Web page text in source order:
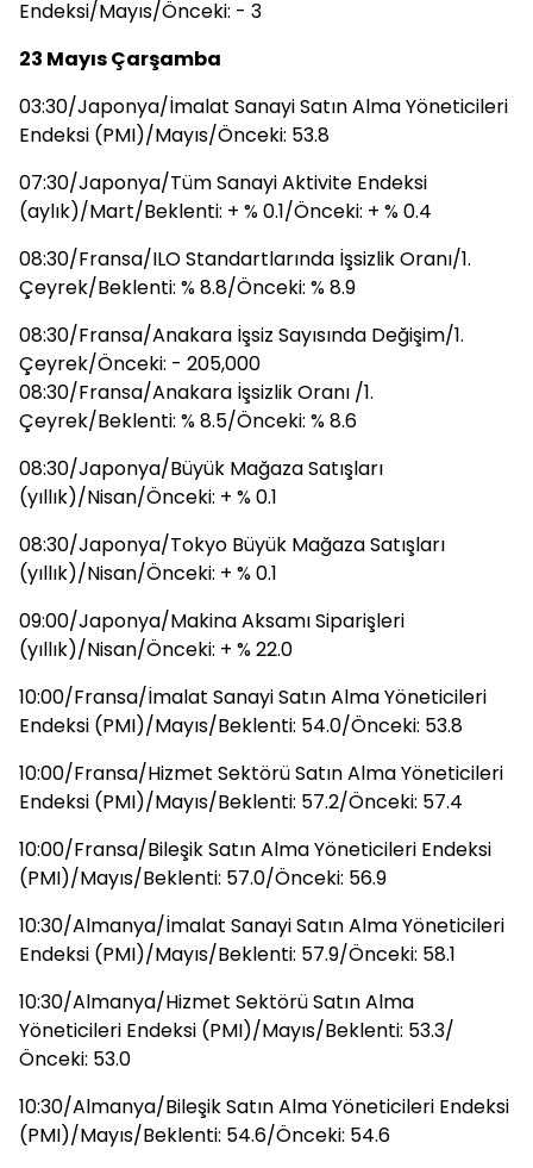
Endeksi/Mayıs/Önceki: - 3
23 Mayıs Çarşamba
03:30/Japonya/İmalat Sanayi Satın Alma Yöneticileri
Endeksi (PMI)/Mayıs/Önceki: 53.8
07:30/Japonya/Tüm Sanayi Aktivite Endeksi
(aylık)/Mart/Beklenti: + % 0.1/Önceki: + % 0.4
08:30/Fransa/ILO Standartlarında İşsizlik Oranı/1.
Çeyrek/Beklenti: % 8.8/Önceki: % 8.9
08:30/Fransa/Anakara İşsiz Sayısında Değişim/1.
Çeyrek/Önceki: - 205,000
08:30/Fransa/Anakara İşsizlik Oranı /1.
Çeyrek/Beklenti: % 8.5/Önceki: % 8.6
08:30/Japonya/Büyük Mağaza Satışları
(yıllık)/Nisan/Önceki: + % 0.1
08:30/Japonya/Tokyo Büyük Mağaza Satışları
(yıllık)/Nisan/Önceki: + % 0.1
09:00/Japonya/Makina Aksamı Siparişleri
(yıllık)/Nisan/Önceki: + % 22.0
10:00/Fransa/İmalat Sanayi Satın Alma Yöneticileri
Endeksi (PMI)/Mayıs/Beklenti: 54.0/Önceki: 53.8
10:00/Fransa/Hizmet Sektörü Satın Alma Yöneticileri
Endeksi (PMI)/Mayıs/Beklenti: 57.2/Önceki: 57.4
10:00/Fransa/Bileşik Satın Alma Yöneticileri Endeksi
(PMI)/Mayıs/Beklenti: 57.0/Önceki: 56.9
10:30/Almanya/İmalat Sanayi Satın Alma Yöneticileri
Endeksi (PMI)/Mayıs/Beklenti: 57.9/Önceki: 58.1
10:30/Almanya/Hizmet Sektörü Satın Alma
Yöneticileri Endeksi (PMI)/Mayıs/Beklenti: 53.3/
Önceki: 53.0
10:30/Almanya/Bileşik Satın Alma Yöneticileri Endeksi
(PMI)/Mayıs/Beklenti: 54.6/Önceki: 54.6